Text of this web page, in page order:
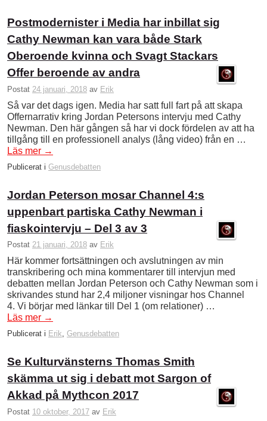
Postmodernister i Media har inbillat sig
Cathy Newman kan vara både Stark
Oberoende kvinna och Svagt Stackars
Offer beroende av andra
Postat 24 januari, 2018 av Erik
Så var det dags igen. Media har satt full fart på att skapa
Offernarrativ kring Jordan Petersons intervju med Cathy
Newman. Den här gången så har vi dock fördelen av att ha
tillgång till en professionell analys (lång video) från en …
Läs mer →
Publicerat i Genusdebatten
Jordan Peterson mosar Channel 4:s
uppenbart partiska Cathy Newman i
fiaskointervju – Del 3 av 3
Postat 21 januari, 2018 av Erik
Här kommer fortsättningen och avslutningen av min
transkribering och mina kommentarer till intervjun med
debatten mellan Jordan Peterson och Cathy Newman som i
skrivandes stund har 2,4 miljoner visningar hos Channel
4. Vi börjar med länkar till Del 1 (om relationer) …
Läs mer →
Publicerat i Erik, Genusdebatten
Se Kulturvänsterns Thomas Smith
skämma ut sig i debatt mot Sargon of
Akkad på Mythcon 2017
Postat 10 oktober, 2017 av Erik